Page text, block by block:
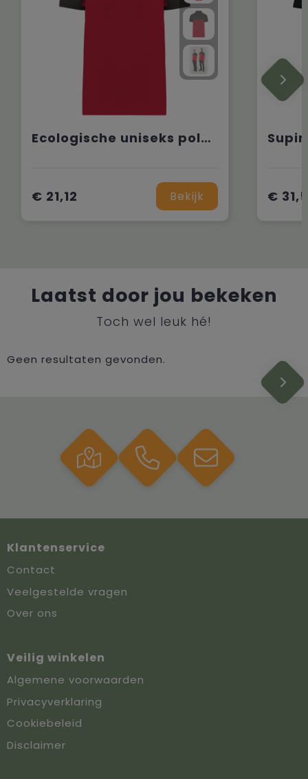
Ecologische uniseks polo met korte mouwen in twee kleuren
€ 21,12 Bekijk €
Laatst door jou bekeken
Toch wel leuk hé!
Geen resultaten gevonden.
Klantenservice
Contact
Veelgestelde vragen
Over ons
Veilig winkelen
Algemene voorwaarden
Privacyverklaring
Cookiebeleid
Disclaimer